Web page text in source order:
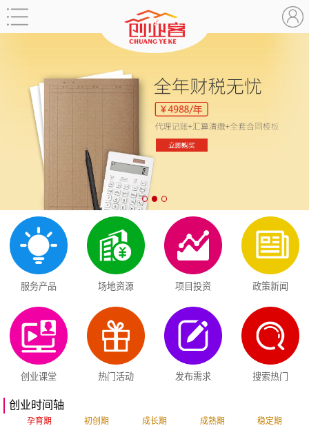
服务产品 场地资源 项目投资 政策新闻
创业课堂 热门活动 发布需求 搜索热门
创业时间轴
孕育期 初创期 成长期 成熟期 稳定期